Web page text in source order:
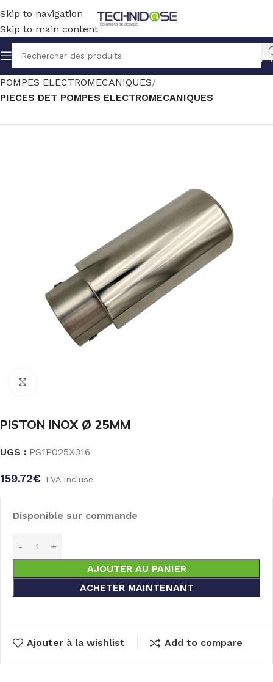
Skip to navigation
Skip to main content
Accueil TRAITEMENT EAU DOSAGE
POMPES ELECTROMECANIQUES
PIECES DET POMPES ELECTROMECANIQUES
PISTON INOX Ø 25MM
UGS : PS1P025X316
159.72€ TVA incluse
Disponible sur commande
AJOUTER AU PANIER
ACHETER MAINTENANT
Ajouter à la wishlist Add to compare